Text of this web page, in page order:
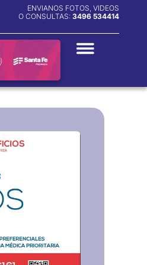
ENVIANOS FOTOS, VIDEOS
O CONSULTAS: 3496 534414